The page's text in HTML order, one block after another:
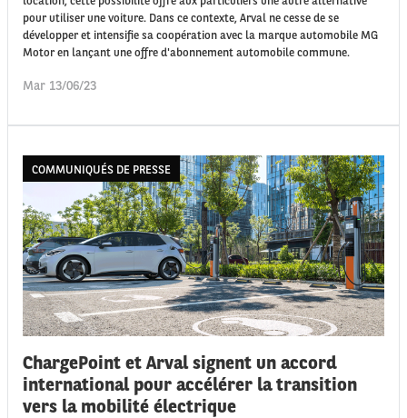
pour utiliser une voiture. Dans ce contexte, Arval ne cesse de se
développer et intensifie sa coopération avec la marque automobile MG
Motor en lançant une offre d'abonnement automobile commune.
Mar 13/06/23
COMMUNIQUÉS DE PRESSE
ChargePoint et Arval signent un accord
international pour accélérer la transition
vers la mobilité électrique